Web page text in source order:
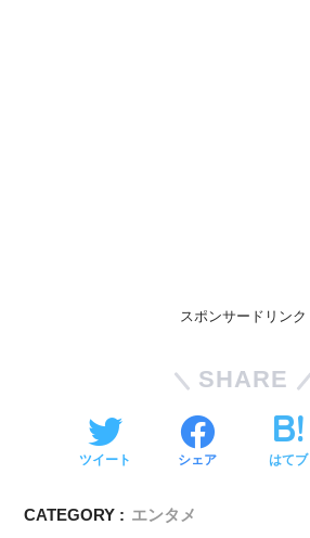
スポンサードリンク
SHARE
ツイート シェア はてブ
CATEGORY : エンタメ